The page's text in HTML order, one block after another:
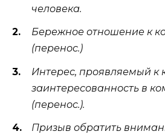
человека.
Бережное отношение к
(перенос.)
Интерес, проявляемый к
заинтересованность в
(перенос.).
Призыв обратить